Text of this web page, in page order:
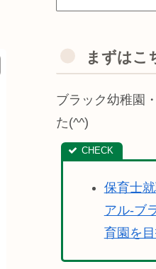
まずはこ
ブラック幼稚園
た(^^)
保育士
アル-ブ
育園を